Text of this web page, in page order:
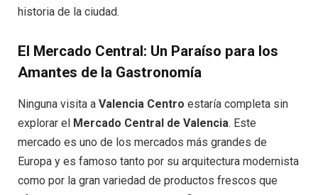
historia de la ciudad.
El Mercado Central: Un Paraíso para los
Amantes de la Gastronomía
Ninguna visita a Valencia Centro estaría completa sin
explorar el Mercado Central de Valencia. Este
mercado es uno de los mercados más grandes de
Europa y es famoso tanto por su arquitectura modernista
como por la gran variedad de productos frescos que